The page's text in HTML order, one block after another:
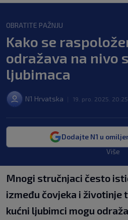
OBRATITE PAŽNJU
Kako se
odražava na nivo
ljubimaca
N1 Hrvatska 19. pro. 2025. 20:25
Dodajte N1 u
Više
Mnogi stručnjaci često
između čovjeka i životinje
kućni ljubimci mogu